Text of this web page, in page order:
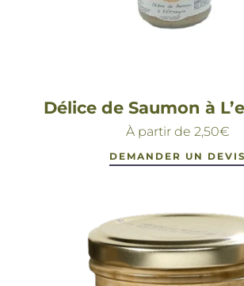
Délice de Saumon à
À partir de 2,50€
DEMANDER UN DEVIS